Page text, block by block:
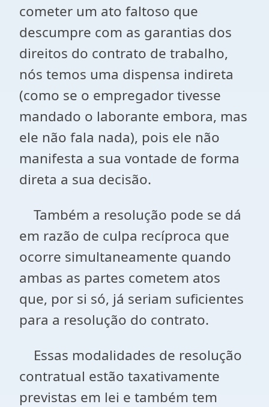
cometer um ato faltoso que
descumpre com as garantias dos
direitos do contrato de trabalho,
nós temos uma dispensa indireta
(como se o empregador tivesse
mandado o laborante embora, mas
ele não fala nada), pois ele não
manifesta a sua vontade de forma
direta a sua decisão.
Também a resolução pode se dá
em razão de culpa recíproca que
ocorre simultaneamente quando
ambas as partes cometem atos
que, por si só, já seriam suficientes
para a resolução do contrato.
Essas modalidades de resolução
contratual estão taxativamente
previstas em lei e também tem